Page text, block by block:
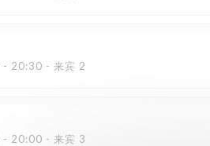
- 20:30 - 来宾 2
- 20:00 - 来宾 3